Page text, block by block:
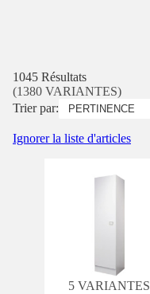
1045 Résultats
(1380 VARIANTES)
Trier par:
Ignorer la liste d'articles
5 VARIANTES